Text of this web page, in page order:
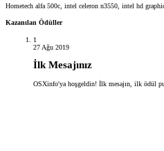
Hometech alfa 500c, intel celeron n3550, intel hd
Kazanılan Ödüller
1
27 Ağu 2019
İlk Mesajınız
OSXinfo'ya hoşgeldin! İlk mesajın, ilk ödül